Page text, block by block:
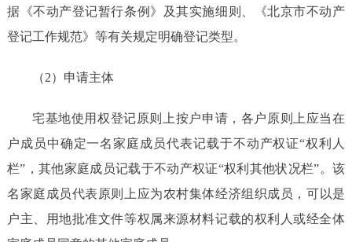
据《不动产登记暂行条例》及其实施细则、《北京市不动产
登记工作规范》等有关规定明确登记类型。
（2）申请主体
宅基地使用权登记原则上按户申请，各户原则上应当在
户成员中确定一名家庭成员代表记载于不动产权证“权利人
栏”，其他家庭成员记载于不动产权证“权利其他状况栏”。该
名家庭成员代表 原则 上 应为农村集体经济组织成员，可以是
户主、用地批准文件等权属来源材料记载的权利人或经全体